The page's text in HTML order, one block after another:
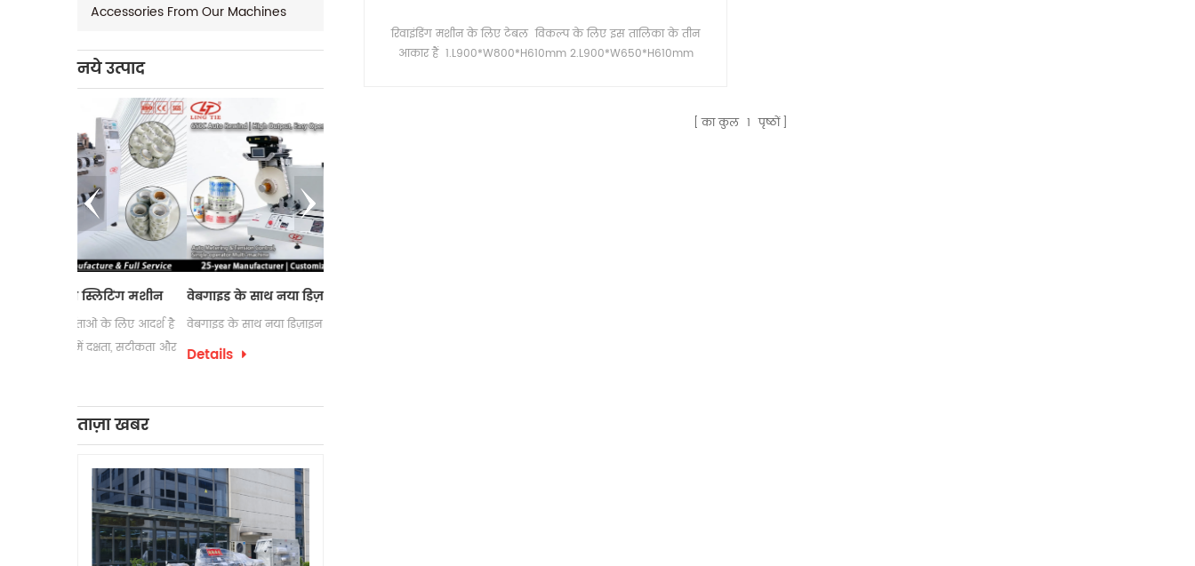
Accessories From Our Machines
नये उत्पाद
के लिए आदर्श है
सटीकता और
वेबगाइड के साथ नया डिज़ाइन लेबल काउंटर
वेबगाइड के साथ नया डिज़ाइन लेबल काउंटर
Details
ताज़ा खबर
रिवाइंडिंग मशीन के लिए टेबल विकल्प के लिए इस तालिका के तीन
आकार हैं 1.L900*W800*H610mm 2.L900*W650*H610mm
का कुल 1 पृष्ठों